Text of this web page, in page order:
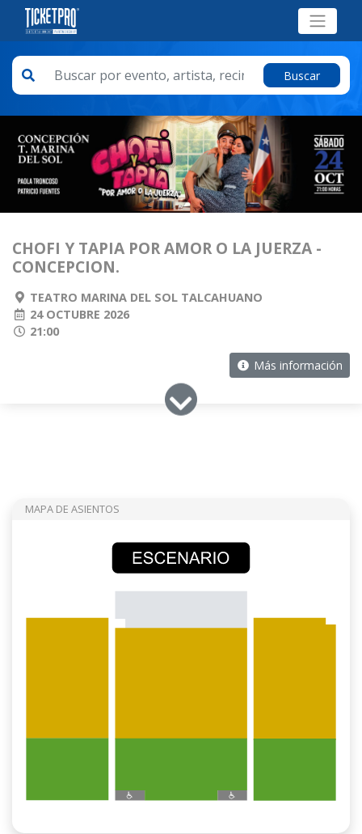
Buscar
CHOFI Y TAPIA POR AMOR O LA JUERZA -
CONCEPCION.
TEATRO MARINA DEL SOL TALCAHUANO
24 OCTUBRE 2026
21:00
Más información
MAPA DE ASIENTOS